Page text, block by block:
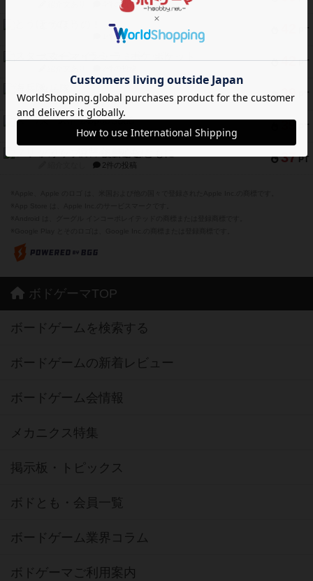
4件の投稿
PT
1件の投稿
42 PT
39 PT
紹介文あり 1件の投稿
39 PT
スーパーストア3000
紹介文なし 1件の投稿
37 PT
2件の投稿
ボドゲーマTOP
ボードゲームを検索する
ボードゲームの新着レビュー
ボードゲーム会情報
メカニクス特集
掲示板・トピックス
ボドとも・会員一覧
ボードゲーム業界コラム
ボドゲーマご利用案内